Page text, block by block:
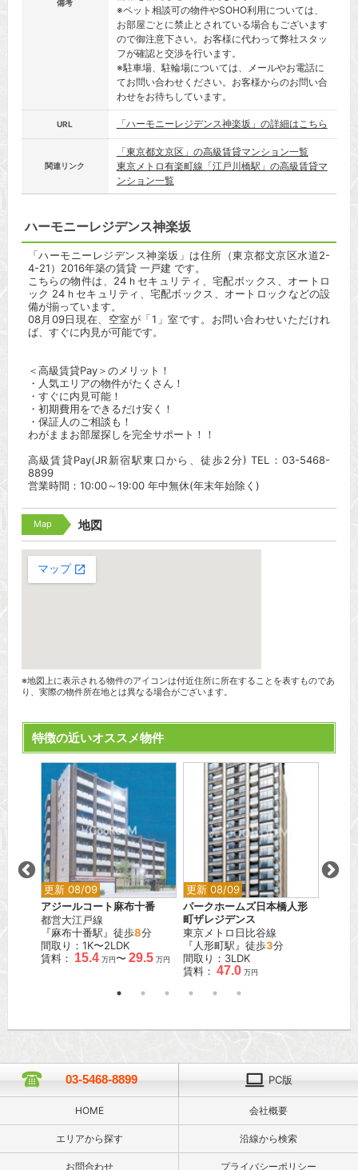
備考
※ペット相談可の物件やSOHO利用については、
お部屋ごとに禁止とされている場合もございます
ので御注意下さい。お客様に代わって弊社スタッ
フが確認と交渉を行います。
※駐車場、駐輪場については、メールやお電話に
てお問い合わせください。お客様からのお問い合
わせをお待ちしています。
URL 「ハーモニーレジデンス神楽坂」の詳細はこちら
関連リンク
「東京都文京区」の高級賃貸マンション一覧
東京メトロ有楽町線「江戸川橋駅」の高級賃貸マ
ンション一覧
ハーモニーレジデンス神楽坂
「ハーモニーレジデンス神楽坂」は住所（東京都文京区水道2-
4-21）2016年築の賃貸 一戸建 です。
こちらの物件は、24ｈセキュリティ、宅配ボックス、オートロ
ック 24ｈセキュリティ、宅配ボックス、オートロックなどの設
備が揃っています。
08月09日現在、空室が「1」室です。お問い合わせいただけれ
ば、すぐに内見が可能です。
＜高級賃貸Pay＞のメリット！
・人気エリアの物件がたくさん！
・すぐに内見可能！
・初期費用をできるだけ安く！
・保証人のご相談も！
わがままお部屋探しを完全サポート！！
高級賃貸Pay(JR新宿駅東口から、徒歩2分) TEL：03-5468-
8899
営業時間：10:00～19:00 年中無休(年末年始除く)
Map 地図
※地図上に表示される物件のアイコンは付近住所に所在することを表すものであ
り、実際の物件所在地とは異なる場合がございます。
特徴の近いオススメ物件
更新 08/09
アジールコート麻布十番
都営大江戸線
『麻布十番駅』徒歩8分
間取り：1K〜2LDK
賃料： 15.4 万円〜 29.5 万円
更新 08/09
パークホームズ日本橋人形
町ザレジデンス
東京メトロ日比谷線
『人形町駅』徒歩3分
間取り：3LDK
賃料： 47.0 万円
03-5468-8899 PC版
HOME 会社概要
エリアから探す 沿線から検索
お問合わせ プライバシーポリシー